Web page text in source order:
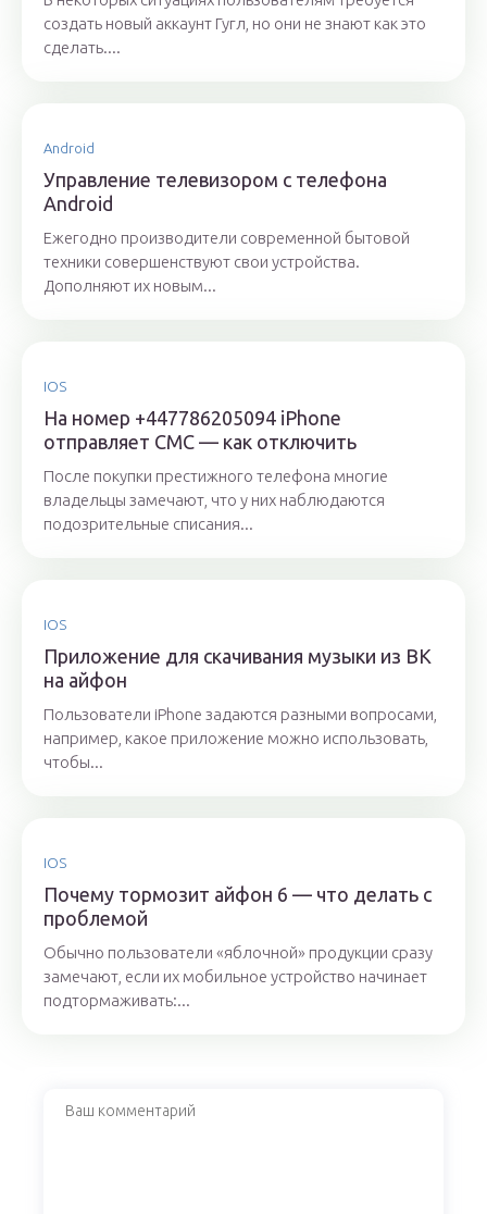
создать новый аккаунт Гугл, но они не знают как это
сделать....
Android
Управление телевизором с телефона
Android
Ежегодно производители современной бытовой
техники совершенствуют свои устройства.
Дополняют их новым...
IOS
На номер +447786205094 iPhone
отправляет СМС — как отключить
После покупки престижного телефона многие
владельцы замечают, что у них наблюдаются
подозрительные списания...
IOS
Приложение для скачивания музыки из ВК
на айфон
Пользователи iPhone задаются разными вопросами,
например, какое приложение можно использовать,
чтобы...
IOS
Почему тормозит айфон 6 — что делать с
проблемой
Обычно пользователи «яблочной» продукции сразу
замечают, если их мобильное устройство начинает
подтормаживать:...